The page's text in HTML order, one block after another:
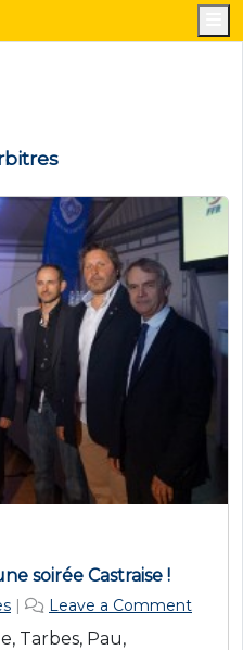
soirée Castraise !
| Leave a Comment
Tarbes, Pau,